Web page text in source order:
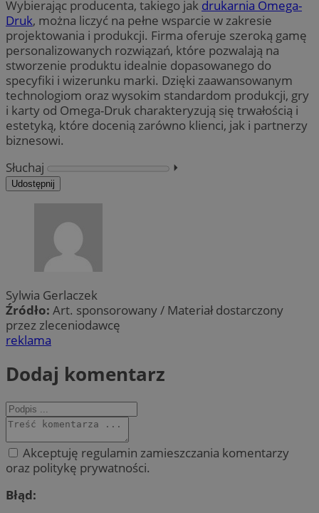
Wybierając producenta, takiego jak drukarnia Omega-
Druk, można liczyć na pełne wsparcie w zakresie
projektowania i produkcji. Firma oferuje szeroką gamę
personalizowanych rozwiązań, które pozwalają na
stworzenie produktu idealnie dopasowanego do
specyfiki i wizerunku marki. Dzięki zaawansowanym
technologiom oraz wysokim standardom produkcji, gry
i karty od Omega-Druk charakteryzują się trwałością i
estetyką, które docenią zarówno klienci, jak i partnerzy
biznesowi.
Słuchaj
⏵︎
Udostępnij
Sylwia Gerlaczek
Źródło: Art. sponsorowany / Materiał dostarczony
przez zleceniodawcę
reklama
Dodaj komentarz
Akceptuję regulamin zamieszczania komentarzy
oraz politykę prywatności.
Błąd: